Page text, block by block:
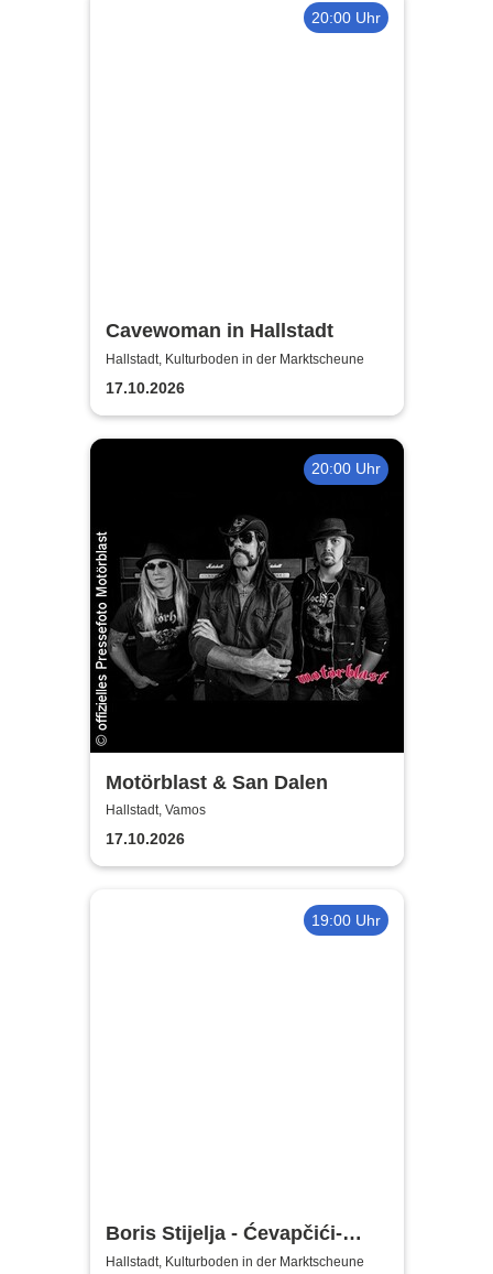
20:00 Uhr
Cavewoman in Hallstadt
Hallstadt, Kulturboden in der Marktscheune
17.10.2026
20:00 Uhr
Motörblast & San Dalen
Hallstadt, Vamos
17.10.2026
19:00 Uhr
Boris Stijelja - Ćevapčići-
Therapie … für Liebe, Leib
Hallstadt, Kulturboden in der Marktscheune